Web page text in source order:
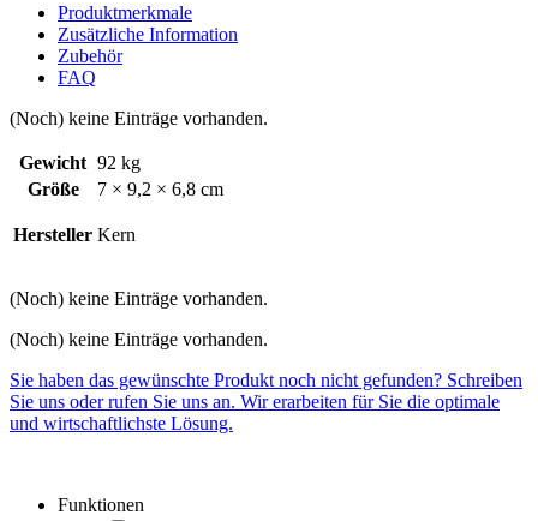
Produktmerkmale
Zusätzliche Information
Zubehör
FAQ
(Noch) keine Einträge vorhanden.
Gewicht 92 kg
Größe
7 × 9,2 × 6,8 cm
Hersteller Kern
(Noch) keine Einträge vorhanden.
(Noch) keine Einträge vorhanden.
Sie haben das gewünschte Produkt noch nicht gefunden? Schreiben
Sie uns oder rufen Sie uns an. Wir erarbeiten für Sie die optimale
und wirtschaftlichste Lösung.
Funktionen